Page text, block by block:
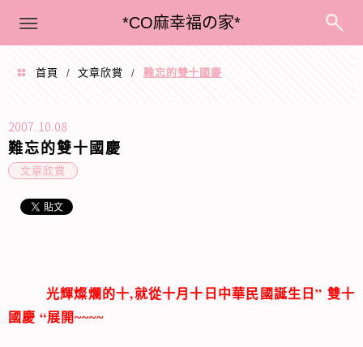
*CO麻幸福の家*
menu
首頁 / 文章欣賞 / 難忘的雙十國慶
2007.10.08
難忘的雙十國慶
文章欣賞
光輝燦爛的十,就從十月十日中華民國誕生日” 雙十
國慶 “展開~~~~